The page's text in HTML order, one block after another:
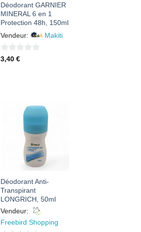
Déodorant GARNIER
MINERAL 6 en 1
Protection 48h, 150ml
Vendeur:
Makiti
0
3,40 €
AJOUTER
À MES
FAVORIS
Déodorant Anti-
Transpirant
LONGRICH, 50ml
Vendeur:
Freebird Shopping